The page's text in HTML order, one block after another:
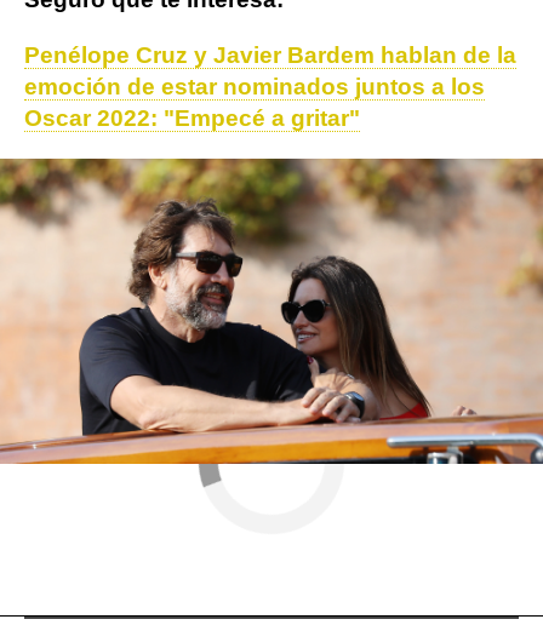
Penélope Cruz y Javier Bardem hablan de la
emoción de estar nominados juntos a los
Oscar 2022: "Empecé a gritar"
Actualidad Premios Oscar
» Premios y Festivales